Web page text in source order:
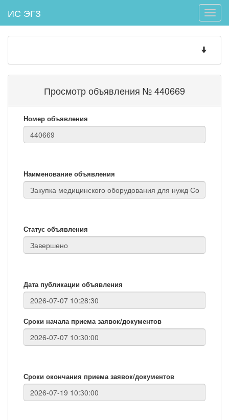
Toggle
ИС ЭГЗ
Toggle
Просмотр объявления № 440669
Номер объявления
Наименование объявления
Статус объявления
Дата публикации объявления
Сроки начала приема заявок/документов
Сроки окончания приема заявок/документов